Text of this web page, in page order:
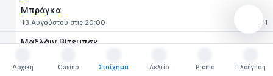
Μπράγκα
13 Αυγούστου στις 20:00 0:1
Μαξλάιν Βίτεμπσκ
Μπόρατς Μπάνια Λούκα
Αρχική
Casino
Στοίχημα
Δελτίο
Promo
Πλοήγηση